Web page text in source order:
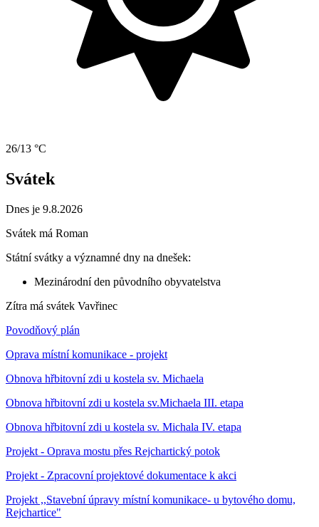
26/13 °C
Svátek
Dnes je 9.8.2026
Svátek má Roman
Státní svátky a významné dny na dnešek:
Mezinárodní den původního obyvatelstva
Zítra má svátek Vavřinec
Povodňový plán
Oprava místní komunikace - projekt
Obnova hřbitovní zdi u kostela sv. Michaela
Obnova hřbitovní zdi u kostela sv.Michaela III. etapa
Obnova hřbitovní zdi u kostela sv. Michala IV. etapa
Projekt - Oprava mostu přes Rejchartický potok
Projekt - Zpracovní projektové dokumentace k akci
Projekt ,,Stavební úpravy místní komunikace- u bytového domu,
Rejchartice"